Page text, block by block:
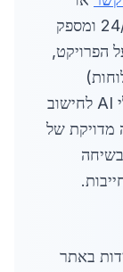
טופס מקוון. צוות היועצים שלנו זמין 24/7 ומספק
הפרויקט,
ותקציב. ב-2026, אנו משתמשים בכלי AI לחישוב
מדויקת של
בשיחה
באתר